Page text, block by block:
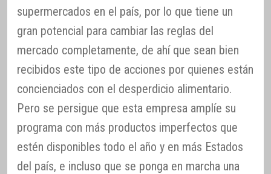
supermercados en el país, por lo que tiene un
gran potencial para cambiar las reglas del
mercado completamente, de ahí que sean bien
recibidos este tipo de acciones por quienes están
concienciados con el desperdicio alimentario.
Pero se persigue que esta empresa amplíe su
programa con más productos imperfectos que
estén disponibles todo el año y en más Estados
del país, e incluso que se ponga en marcha una